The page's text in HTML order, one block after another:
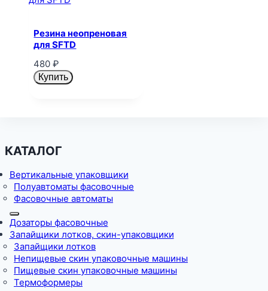
Резина неопреновая
для SFTD
480₽
Купить
КАТАЛОГ
Вертикальные упаковщики
Полуавтоматы фасовочные
Фасовочные автоматы
Дозаторы фасовочные
Запайщики лотков, скин-упаковщики
Запайщики лотков
Непищевые скин упаковочные машины
Пищевые скин упаковочные машины
Термоформеры